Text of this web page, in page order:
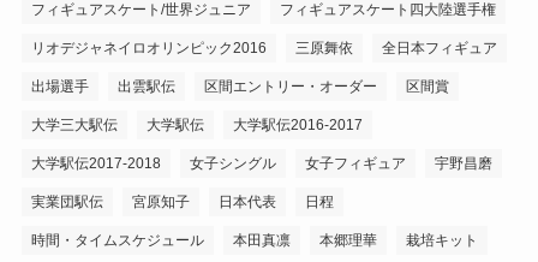
フィギュアスケート/世界ジュニア フィギュアスケート四大陸選手権
リオデジャネイロオリンピック2016 三原舞依 全日本フィギュア
出場選手 出雲駅伝 区間エントリー・オーダー 区間賞
大学三大駅伝 大学駅伝 大学駅伝2016-2017
大学駅伝2017-2018 女子シングル 女子フィギュア 宇野昌磨
実業団駅伝 宮原知子 日本代表 日程
時間・タイムスケジュール 本田真凛 本郷理華 栽培キット